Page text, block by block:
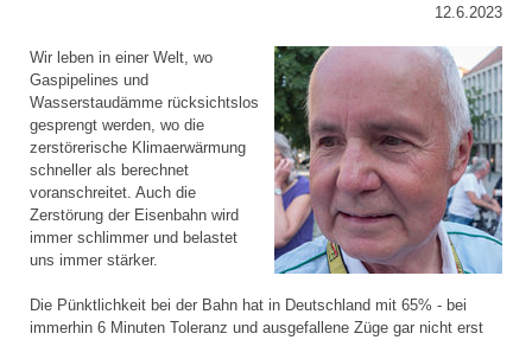
12.6.2023
Wir leben in einer Welt, wo
Gaspipelines und
Wasserstaudämme rücksichtslos
gesprengt werden, wo die
zerstörerische Klimaerwärmung
schneller als berechnet
voranschreitet. Auch die
Zerstörung der Eisenbahn wird
immer schlimmer und belastet
uns immer stärker.
Die Pünktlichkeit bei der Bahn hat in Deutschland mit 65% - bei
immerhin 6 Minuten Toleranz und ausgefallene Züge gar nicht erst